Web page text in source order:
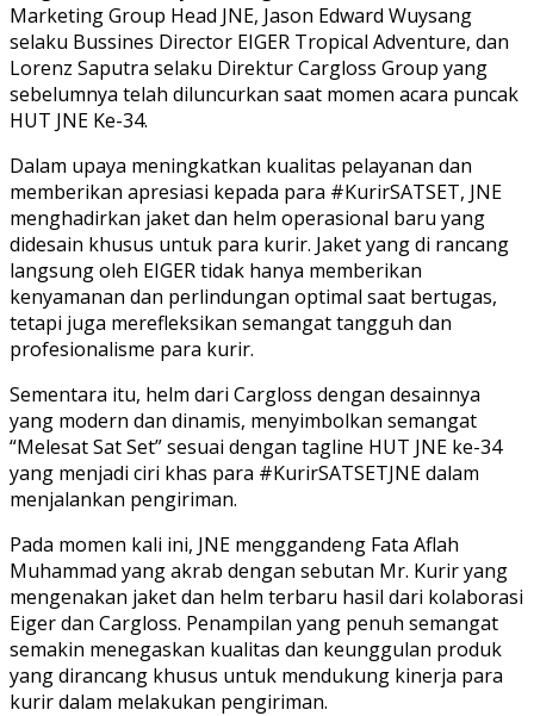
Marketing Group Head JNE, Jason Edward Wuysang
selaku Bussines Director EIGER Tropical Adventure, dan
Lorenz Saputra selaku Direktur Cargloss Group yang
sebelumnya telah diluncurkan saat momen acara puncak
HUT JNE Ke-34.
Dalam upaya meningkatkan kualitas pelayanan dan
memberikan apresiasi kepada para #KurirSATSET, JNE
menghadirkan jaket dan helm operasional baru yang
didesain khusus untuk para kurir. Jaket yang di rancang
langsung oleh EIGER tidak hanya memberikan
kenyamanan dan perlindungan optimal saat bertugas,
tetapi juga merefleksikan semangat tangguh dan
profesionalisme para kurir.
Sementara itu, helm dari Cargloss dengan desainnya
yang modern dan dinamis, menyimbolkan semangat
“Melesat Sat Set” sesuai dengan tagline HUT JNE ke-34
yang menjadi ciri khas para #KurirSATSETJNE dalam
menjalankan pengiriman.
Pada momen kali ini, JNE menggandeng Fata Aflah
Muhammad yang akrab dengan sebutan Mr. Kurir yang
mengenakan jaket dan helm terbaru hasil dari kolaborasi
Eiger dan Cargloss. Penampilan yang penuh semangat
semakin menegaskan kualitas dan keunggulan produk
yang dirancang khusus untuk mendukung kinerja para
kurir dalam melakukan pengiriman.